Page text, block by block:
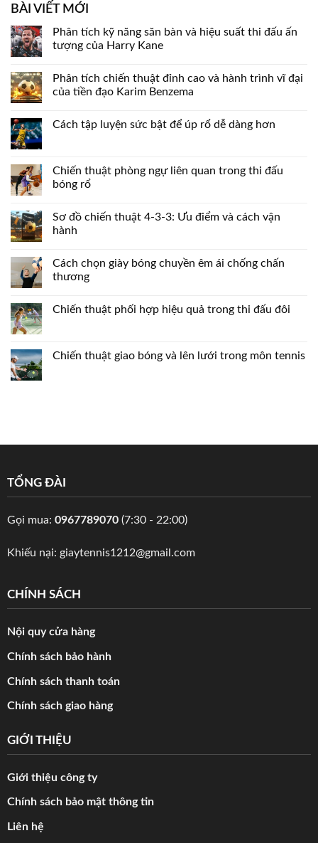
BÀI VIẾT MỚI
Phân tích kỹ năng săn bàn và hiệu suất thi đấu ấn
tượng của Harry Kane
Phân tích chiến thuật đỉnh cao và hành trình vĩ đại
của tiền đạo Karim Benzema
Cách tập luyện sức bật để úp rổ dễ dàng hơn
Chiến thuật phòng ngự liên quan trong thi đấu
bóng rổ
Sơ đồ chiến thuật 4-3-3: Ưu điểm và cách vận
hành
Cách chọn giày bóng chuyền êm ái chống chấn
thương
Chiến thuật phối hợp hiệu quả trong thi đấu đôi
Chiến thuật giao bóng và lên lưới trong môn tennis
TỔNG ĐÀI
Gọi mua: 0967789070(7:30 - 22:00)
Khiếu nại: giaytennis1212@gmail.com
CHÍNH SÁCH
Nội quy cửa hàng
Chính sách bảo hành
Chính sách thanh toán
Chính sách giao hàng
GIỚI THIỆU
Giới thiệu công ty
Chính sách bảo mật thông tin
Liên hệ